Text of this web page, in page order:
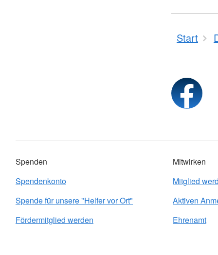
Start
Spenden
Spendenkonto
Spende für unsere "Helfer vor Ort"
Fördermitglied werden
Mitwirken
Mitglied
Aktiven
Ehrenamt